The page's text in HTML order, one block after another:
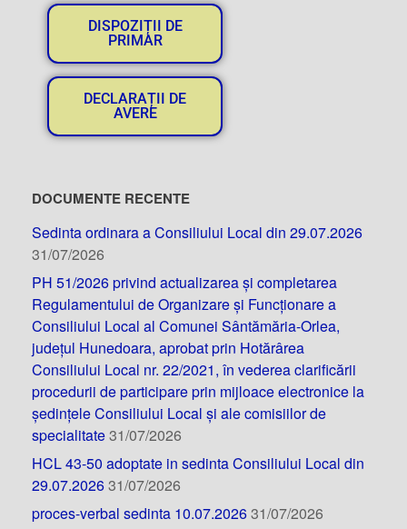
DISPOZIȚII DE
PRIMAR
DECLARAȚII DE
AVERE
DOCUMENTE RECENTE
Sedinta ordinara a Consiliului Local din 29.07.2026
31/07/2026
PH 51/2026 privind actualizarea și completarea
Regulamentului de Organizare și Funcționare a
Consiliului Local al Comunei Sântămăria-Orlea,
județul Hunedoara, aprobat prin Hotărârea
Consiliului Local nr. 22/2021, în vederea clarificării
procedurii de participare prin mijloace electronice la
ședințele Consiliului Local și ale comisiilor de
specialitate31/07/2026
HCL 43-50 adoptate in sedinta Consiliului Local din
29.07.202631/07/2026
proces-verbal sedinta 10.07.202631/07/2026